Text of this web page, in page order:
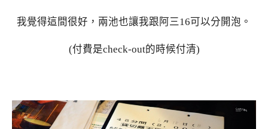
我覺得這間很好，兩池也讓我跟阿三16可以分開泡。
(付費是check-out的時候付清)